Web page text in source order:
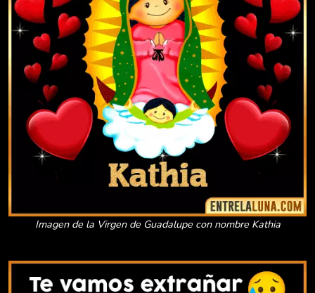
Imagen de la Virgen de Guadalupe con nombre Kathia